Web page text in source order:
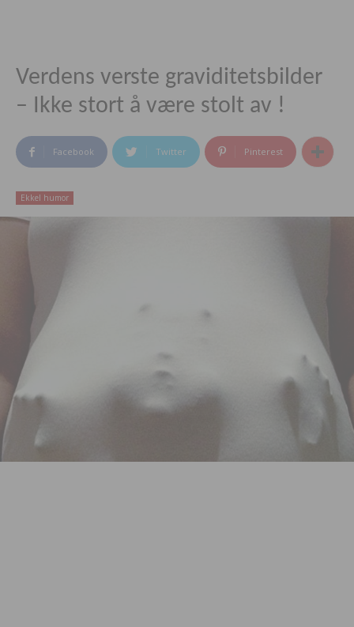
Verdens verste graviditetsbilder
– Ikke stort å være stolt av !
Facebook Twitter Pinterest
Ekkel humor